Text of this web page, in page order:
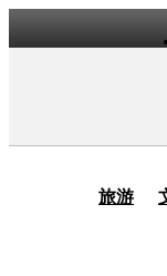
旅游